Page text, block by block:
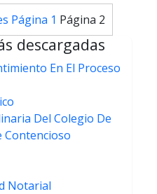
Página 1 Página 2
descargadas
En El Proceso
Del Colegio De
Contencioso
Notarial